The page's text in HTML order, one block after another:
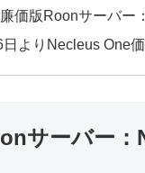
価版Roonサーバー
日よりNecleus
サーバー